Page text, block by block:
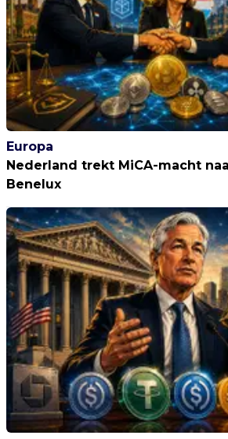
Europa
Nederland trekt MiCA-macht
Benelux